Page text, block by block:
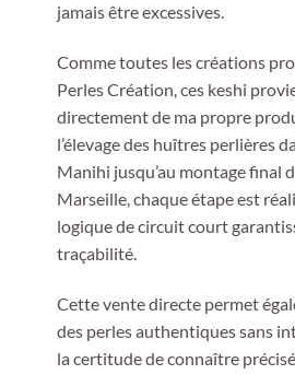
jamais être excessives.
Comme toutes les créations
Perles Création, ces keshi
directement de ma propre
l’élevage des huîtres perlières
Manihi jusqu’au montage final
Marseille, chaque étape est
logique de circuit court
traçabilité.
Cette vente directe permet
des perles authentiques sans
la certitude de connaître